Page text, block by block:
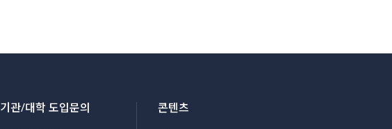
기관/대학 도입문의 콘텐츠